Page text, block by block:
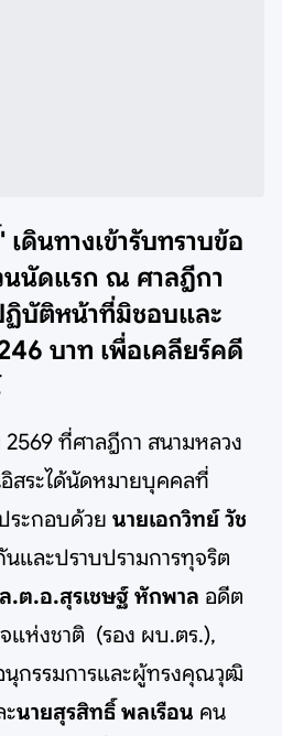
ดินทางเข้ารับทราบข้อ
นนัดแรก ณ ศาลฎีกา
บัติหน้าที่มิชอบและ
บาท เพื่อเคลียร์คดี
ที่ศาลฎีกา สนามหลวง
สระได้นัดหมายบุคคลที่
ระกอบด้วย นายเอกวิทย์ วัช
และปราบปรามการทุจริต
.ต.อ.สุรเชษฐ์ หักพาล อดีต
แห่งชาติ (รอง ผบ.ตร.),
นุกรรมการและผู้ทรงคุณวุฒิ
นายสุรสิทธิ์ พลเรือน คน